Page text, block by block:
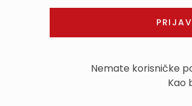
Nemate korisničke
Kao